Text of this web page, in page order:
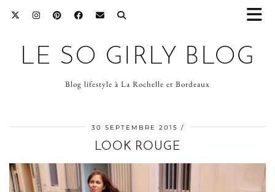
LE SO GIRLY BLOG
Blog lifestyle à La Rochelle et Bordeaux
30 SEPTEMBRE 2015
LOOK ROUGE